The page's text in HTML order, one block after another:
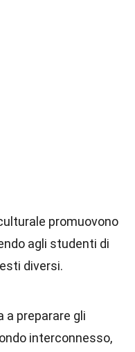
promuovono
agli studenti di
diversi.
a preparare gli
interconnesso,